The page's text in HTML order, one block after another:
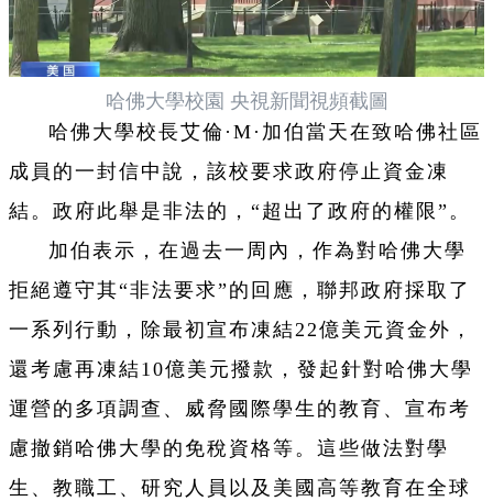
哈佛大學校園 央視新聞視頻截圖
哈佛大學校長艾倫·M·加伯當天在致哈佛社區
成員的一封信中說，該校要求政府停止資金凍
結。政府此舉是非法的，“超出了政府的權限”。
加伯表示，在過去一周內，作為對哈佛大學
拒絕遵守其“非法要求”的回應，聯邦政府採取了
一系列行動，除最初宣布凍結22億美元資金外，
還考慮再凍結10億美元撥款，發起針對哈佛大學
運營的多項調查、威脅國際學生的教育、宣布考
慮撤銷哈佛大學的免稅資格等。這些做法對學
生、教職工、研究人員以及美國高等教育在全球